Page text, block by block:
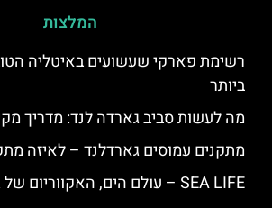
המלצות
רשימת פארקי שעשועים באיטליה
ביותר
מה לעשות סביב גארדה לנד: מדריך
מתקנים עמוסים גארדלנד – לאיזה
SEA LIFE – עולם הים, האקווריום של גארדלנד